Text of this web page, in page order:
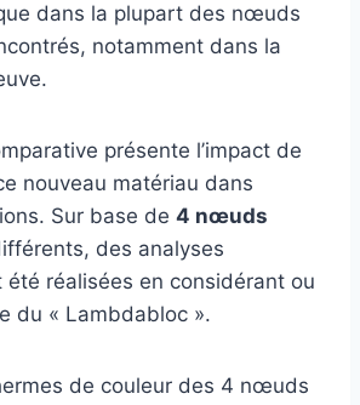
dans la plupart des nœuds
notamment dans la
présente l’impact de
nouveau matériau dans
Sur base de 4 nœuds
des analyses
été réalisées en considérant ou
du « Lambdabloc ».
de couleur des 4 nœuds